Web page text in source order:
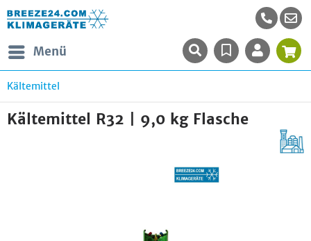
Menü
Kältemittel
Kältemittel R32 | 9,0 kg Flasche